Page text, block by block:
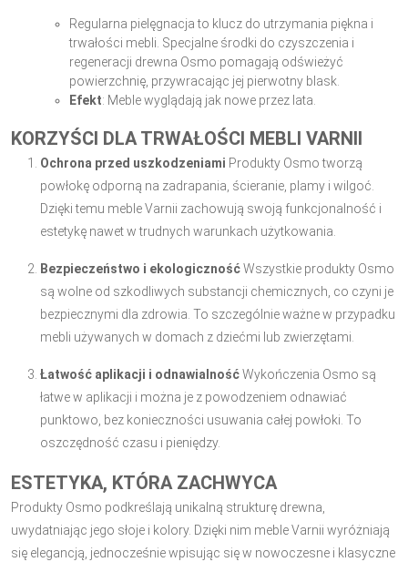
Regularna pielęgnacja to klucz do utrzymania piękna i
trwałości mebli. Specjalne środki do czyszczenia i
regeneracji drewna Osmo pomagają odświeżyć
powierzchnię, przywracając jej pierwotny blask.
Efekt: Meble wyglądają jak nowe przez lata.
KORZYŚCI DLA TRWAŁOŚCI MEBLI VARNII
Ochrona przed uszkodzeniami Produkty Osmo tworzą
powłokę odporną na zadrapania, ścieranie, plamy i wilgoć.
Dzięki temu meble Varnii zachowują swoją funkcjonalność i
estetykę nawet w trudnych warunkach użytkowania.
Bezpieczeństwo i ekologicznośćWszystkie produkty Osmo
są wolne od szkodliwych substancji chemicznych, co czyni je
bezpiecznymi dla zdrowia. To szczególnie ważne w przypadku
mebli używanych w domach z dziećmi lub zwierzętami.
Łatwość aplikacji i odnawialnośćWykończenia Osmo są
łatwe w aplikacji i można je z powodzeniem odnawiać
punktowo, bez konieczności usuwania całej powłoki. To
oszczędność czasu i pieniędzy.
ESTETYKA, KTÓRA ZACHWYCA
Produkty Osmo podkreślają unikalną strukturę drewna,
uwydatniając jego słoje i kolory. Dzięki nim meble Varnii wyróżniają
się elegancją, jednocześnie wpisując się w nowoczesne i klasyczne